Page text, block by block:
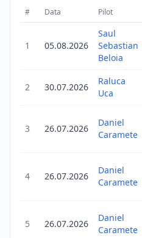
# Data Pilot
1 05.08.2026
Saul
Sebastian
Beloia
2 30.07.2026
Raluca
Uca
3 26.07.2026
Daniel
Caramete
4 26.07.2026
Daniel
Caramete
5 26.07.2026
Daniel
Caramete